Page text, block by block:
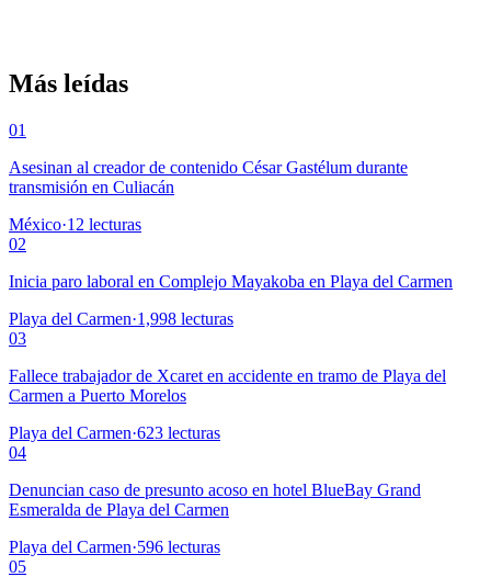
Más leídas
01
Asesinan al creador de contenido César Gastélum durante
transmisión en Culiacán
México·12 lecturas
02
Inicia paro laboral en Complejo Mayakoba en Playa del Carmen
Playa del Carmen·1,998 lecturas
03
Fallece trabajador de Xcaret en accidente en tramo de Playa del
Carmen a Puerto Morelos
Playa del Carmen·623 lecturas
04
Denuncian caso de presunto acoso en hotel BlueBay Grand
Esmeralda de Playa del Carmen
Playa del Carmen·596 lecturas
05